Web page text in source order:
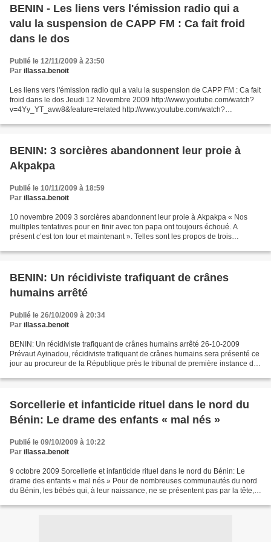
BENIN - Les liens vers l'émission radio qui a
valu la suspension de CAPP FM : Ca fait froid
dans le dos
Publié le 12/11/2009 à 23:50
Par illassa.benoit
Les liens vers l'émission radio qui a valu la suspension de CAPP FM : Ca fait
froid dans le dos Jeudi 12 Novembre 2009 http://www.youtube.com/watch?
v=4Yy_YT_avw8&feature=related http://www.youtube.com/watch?
v=eLMhMhW8tyE&feature=related...
BENIN: 3 sorcières abandonnent leur proie à
Akpakpa
Publié le 10/11/2009 à 18:59
Par illassa.benoit
10 novembre 2009 3 sorcières abandonnent leur proie à Akpakpa « Nos
multiples tentatives pour en finir avec ton papa ont toujours échoué. A
présent c’est ton tour et maintenant ». Telles sont les propos de trois
BENIN: Un récidiviste trafiquant de crânes
humains arrêté
Publié le 26/10/2009 à 20:34
Par illassa.benoit
BENIN: Un récidiviste trafiquant de crânes humains arrêté 26-10-2009
Prévaut Ayinadou, récidiviste trafiquant de crânes humains sera présenté ce
jour au procureur de la République près le tribunal de première instance de
Sorcellerie et infanticide rituel dans le nord du
Bénin: Le drame des enfants « mal nés »
Publié le 09/10/2009 à 10:22
Par illassa.benoit
9 octobre 2009 Sorcellerie et infanticide rituel dans le nord du Bénin: Le
drame des enfants « mal nés » Pour de nombreuses communautés du nord
du Bénin, les bébés qui, à leur naissance, ne se présentent pas par la tête,